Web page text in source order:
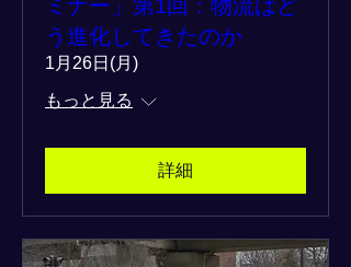
ミナー」第1回：物流はど
う進化してきたのか
1月26日(月)
もっと見る
詳細